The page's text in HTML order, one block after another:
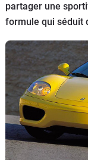
Forum
Moto
Marques
partager une
formule qui séduit